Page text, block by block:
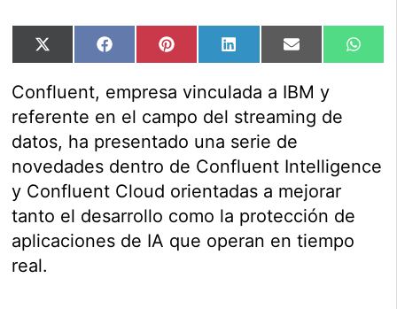
Compartir
en
X
Compartir
en
FacebookCompartir
en
PinterestCompartir
en
LinkedInCompartir
en
Email
en
Confluent, empresa vinculada a IBM y
referente en el campo del streaming de
datos, ha presentado una serie de
novedades dentro de Confluent Intelligence
y Confluent Cloud orientadas a mejorar
tanto el desarrollo como la protección de
aplicaciones de IA que operan en tiempo
real.